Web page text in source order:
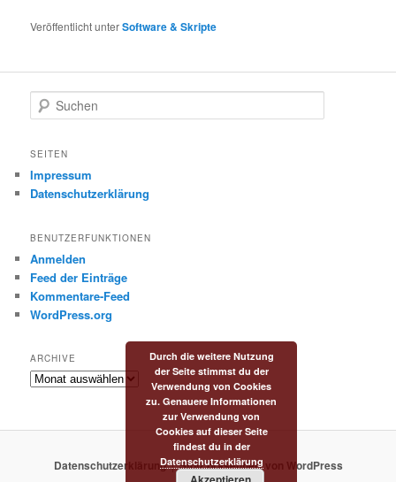
Veröffentlicht unterSoftware & Skripte
u
h
n
SEITEN
Impressum
Datenschutzerklärung
BENUTZERFUNKTIONEN
Anmelden
Feed der Einträge
Kommentare-Feed
WordPress.org
ARCHIVE
Archive
Datenschutzerklärung Stolz präsentiert von WordPress
Durch die weitere Nutzung
der Seite stimmst du der
Verwendung von Cookies
zu. Genauere Informationen
zur Verwendung von
Cookies auf dieser Seite
findest du in der
Datenschutzerklärung